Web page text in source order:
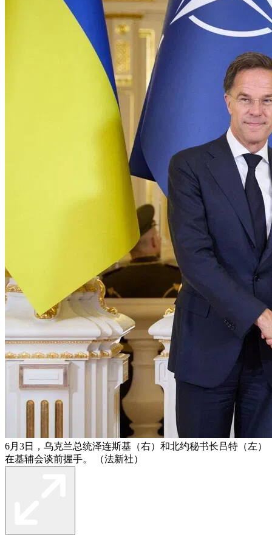
6月3日，乌克兰总统泽连斯基（右）和北约秘书长吕特（左）
在基辅会谈前握手。 （法新社）